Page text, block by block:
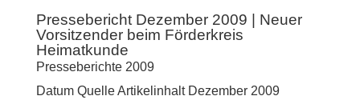
Pressebericht Dezember 2009 | Neuer
Vorsitzender beim Förderkreis
Heimatkunde
Presseberichte 2009
Datum Quelle Artikelinhalt Dezember 2009